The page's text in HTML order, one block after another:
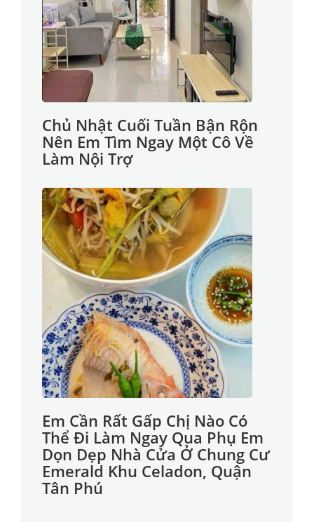
Chủ Nhật Cuối Tuần Bận Rộn
Nên Em Tìm Ngay Một Cô Về
Làm Nội Trợ
Em Cần Rất Gấp Chị Nào Có
Thể Đi Làm Ngay Qua Phụ Em
Dọn Dẹp Nhà Cửa Ở Chung Cư
Emerald Khu Celadon, Quận
Tân Phú